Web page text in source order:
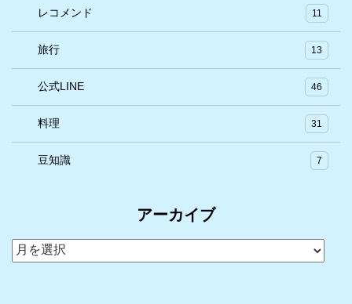
レコメンド 11
旅行 13
公式LINE 46
料理 31
豆知識 7
アーカイブ
ア